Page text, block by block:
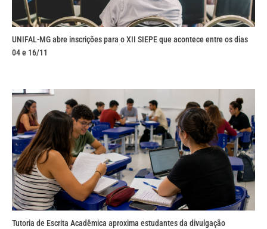
UNIFAL-MG abre inscrições para o XII SIEPE que acontece entre os dias
04 e 16/11
Tutoria de Escrita Acadêmica aproxima estudantes da divulgação